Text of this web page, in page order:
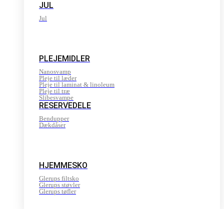
JUL
Jul
PLEJEMIDLER
Nanosvamp
Pleje til læder
Pleje til laminat & linoleum
Pleje til træ
Slibesvampe
RESERVEDELE
Bendupper
Dækdåser
HJEMMESKO
Glerups filtsko
Glerups støvler
Glerups tøfler